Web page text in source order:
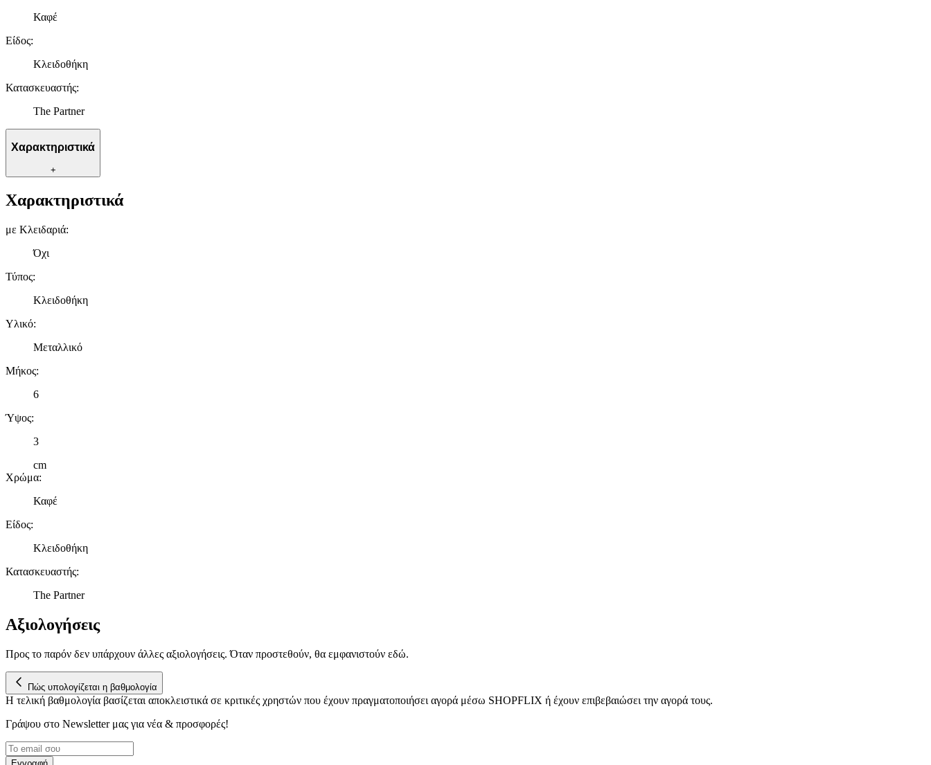
Καφέ
Είδος:
Κλειδοθήκη
Κατασκευαστής:
The Partner
Χαρακτηριστικά
+
Χαρακτηριστικά
με Κλειδαριά:
Όχι
Τύπος:
Κλειδοθήκη
Υλικό:
Μεταλλικό
Μήκος:
6
Ύψος:
3
cm
Χρώμα:
Καφέ
Είδος:
Κλειδοθήκη
Κατασκευαστής:
The Partner
Αξιολογήσεις
Προς το παρόν δεν υπάρχουν άλλες αξιολογήσεις. Όταν προστεθούν, θα εμφανιστούν εδώ.
Πώς υπολογίζεται η βαθμολογία
Η τελική βαθμολογία βασίζεται αποκλειστικά σε κριτικές χρηστών που έχουν πραγματοποιήσει αγορά μέσω SHOPFLIX ή έχουν επιβεβαιώσει την αγορά τους.
Γράψου στο Νewsletter μας για νέα & προσφορές!